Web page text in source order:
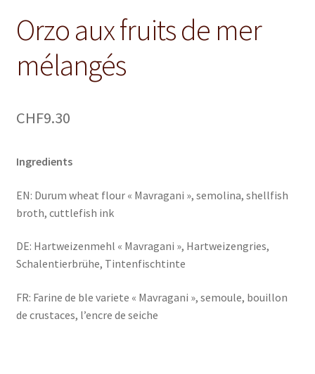
Orzo aux fruits de mer
mélangés
CHF9.30
Ingredients
EN: Durum wheat flour « Mavragani », semolina, shellfish
broth, cuttlefish ink
DE: Hartweizenmehl « Mavragani », Hartweizengries,
Schalentierbrühe, Tintenfischtinte
FR: Farine de ble variete « Mavragani », semoule, bouillon
de crustaces, l’encre de seiche